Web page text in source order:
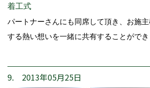
着工式
パートナーさんにも同席して頂き、お施
する熱い想いを一緒に共有することができ
9. 2013年05月25日